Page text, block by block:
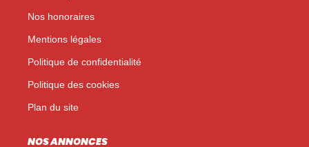
Nos honoraires
Mentions légales
Politique de confidentialité
Politique des cookies
Plan du site
NOS ANNONCES